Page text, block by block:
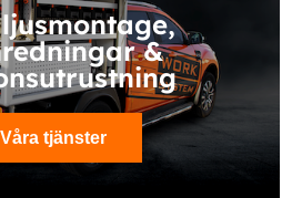
&
Våra tjänster